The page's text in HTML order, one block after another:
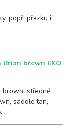
popř. přezku i
brown EKO
brown, středně
saddle tan,